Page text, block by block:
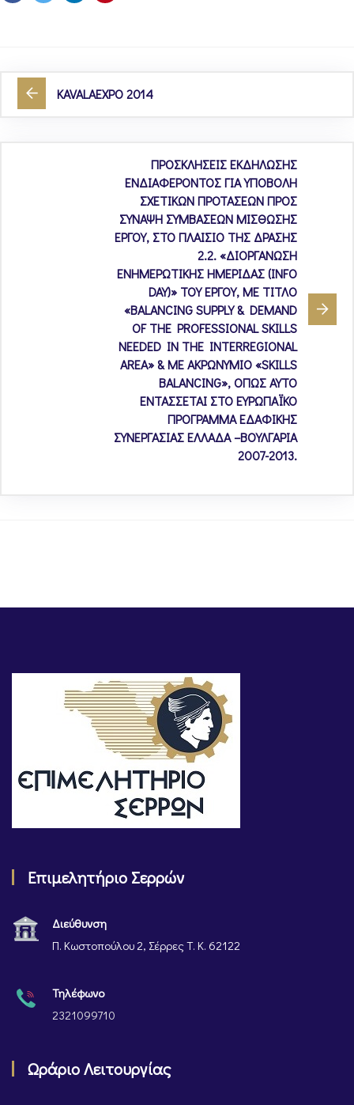
KAVALAEXPO 2014
ΠΡΟΣΚΛΗΣΕΙΣ ΕΚΔΗΛΩΣΗΣ
ΕΝΔΙΑΦΕΡΟΝΤΟΣ ΓΙΑ ΥΠΟΒΟΛΗ
ΣΧΕΤΙΚΩΝ ΠΡΟΤΑΣΕΩΝ ΠΡΟΣ
ΣΥΝΑΨΗ ΣΥΜΒΑΣΕΩΝ ΜΙΣΘΩΣΗΣ
ΕΡΓΟΥ, ΣΤΟ ΠΛΑΙΣΙΟ ΤΗΣ ΔΡΑΣΗΣ
2.2. «ΔΙΟΡΓΑΝΩΣΗ
ΕΝΗΜΕΡΩΤΙΚΗΣ ΗΜΕΡΙΔΑΣ (INFO
DAY)» ΤΟΥ ΕΡΓΟΥ, ΜΕ ΤΙΤΛΟ
«BALANCING SUPPLY & DEMAND
OF THE PROFESSIONAL SKILLS
NEEDED IN THE INTERREGIONAL
AREA» & ΜΕ ΑΚΡΩΝΥΜΙΟ «SKILLS
BALANCING», ΟΠΩΣ ΑΥΤΟ
ΕΝΤΑΣΣΕΤΑΙ ΣΤΟ ΕΥΡΩΠΑΪΚΟ
ΠΡΟΓΡΑΜΜΑ ΕΔΑΦΙΚΗΣ
ΣΥΝΕΡΓΑΣΙΑΣ ΕΛΛΑΔΑ –ΒΟΥΛΓΑΡΙΑ
2007-2013.
Επιμελητήριο Σερρών
Διεύθυνση
Π. Κωστοπούλου 2, Σέρρες Τ. Κ. 62122
Τηλέφωνο
2321099710
Ωράριο Λειτουργίας